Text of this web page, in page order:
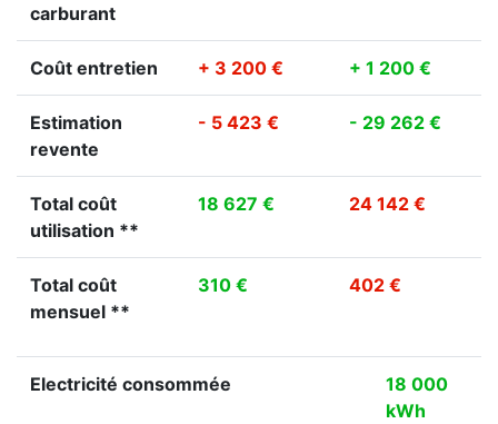
carburant
Coût entretien + 3 200 € + 1 200 €
Estimation
revente
- 5 423 € - 29 262 €
Total coût
utilisation **
18 627 € 24 142 €
Total coût
mensuel **
310 € 402 €
Electricité consommée
18 000
kWh